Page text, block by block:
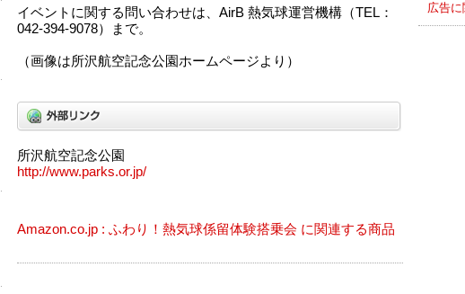
イベントに関する問い合わせは、AirB 熱気球運営機構（TEL：
042-394-9078）まで。
（画像は所沢航空記念公園ホームページより）
所沢航空記念公園
http://www.parks.or.jp/
Amazon.co.jp : ふわり！熱気球係留体験搭乗会 に関連する商品
広告